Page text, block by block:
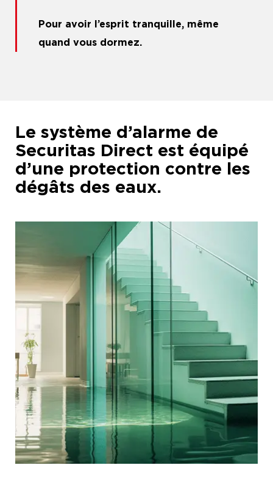
Pour avoir l’esprit tranquille, même
quand vous dormez.
Le système d’alarme de
Securitas Direct est équipé
d’une protection contre les
dégâts des eaux.